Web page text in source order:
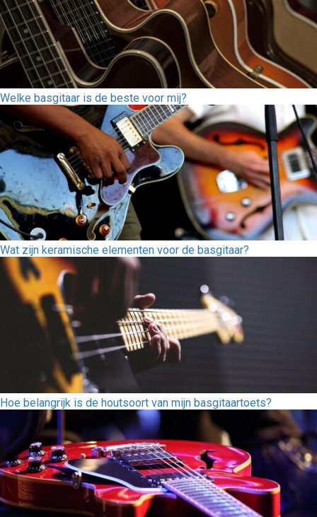
Welke basgitaar is de beste voor mij?
Wat zijn keramische elementen voor de basgitaar?
Hoe belangrijk is de houtsoort van mijn basgitaartoets?